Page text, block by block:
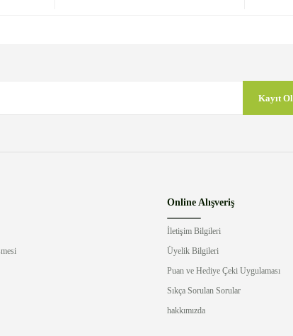
Kayıt Ol
Online Alışveriş
İletişim Bilgileri
Üyelik Bilgileri
Puan ve Hediye Çeki Uygulaması
Sıkça Sorulan Sorular
hakkımızda